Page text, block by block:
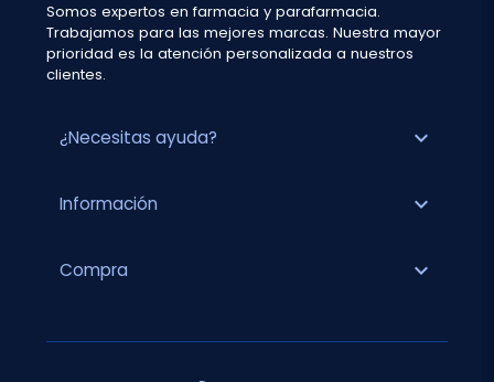
Somos expertos en farmacia y parafarmacia.
Trabajamos para las mejores marcas. Nuestra mayor
prioridad es la atención personalizada a nuestros
clientes.
¿Necesitas ayuda? expand_more
Información expand_more
Compra expand_more